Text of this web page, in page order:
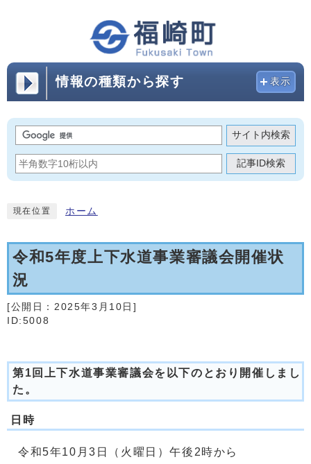
情報の種類から探す 表示
サイト内検索
記事ID検索
現在位置 ホーム
令和5年度上下水道事業審議会開催状
況
[公開日： 2025年3月10日 ]
ID:5008
第1回上下水道事業審議会を以下のとおり開催しまし
た。
日時
令和5年10月3日（火曜日）午後2時から